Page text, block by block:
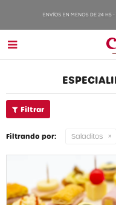

Filtrando por: Saladitos